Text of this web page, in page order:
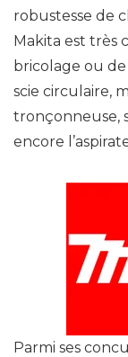
robustesse de
Makita est très
bricolage ou
scie circulaire,
tronçonneuse,
encore
Parmi ses